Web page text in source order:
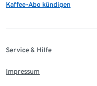
Kaffee-Abo kündigen
Service & Hilfe
Impressum